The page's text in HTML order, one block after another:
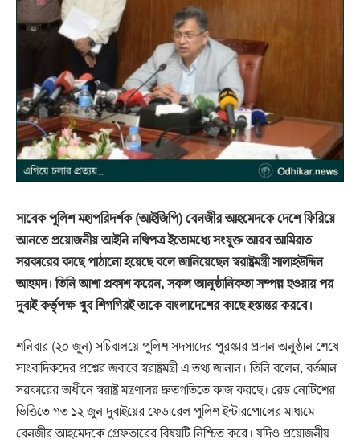
সাবেক পুলিশ মহাপরিদর্শক (আইজিপি) বেনজীর আহমেদকে দেশে ফিরিয়ে
আনতে প্রয়োজনীয় আইনি নথিপত্র ইতোমধ্যে সংযুক্ত আরব আমিরাত
সরকারের কাছে পাঠানো হয়েছে বলে জানিয়েছেন স্বরাষ্ট্রমন্ত্রী সালাহউদ্দিন
আহমদ। তিনি আশা প্রকাশ করেন, সকল আনুষ্ঠানিকতা সম্পন্ন হওয়ার পর
দুবাই কর্তৃপক্ষ খুব শিগগিরই তাকে বাংলাদেশের কাছে হস্তান্তর করবে।
শনিবার (২০ জুন) সচিবালয়ে পুলিশ সদস্যদের পুরস্কার প্রদান অনুষ্ঠান শেষে
সাংবাদিকদের প্রশ্নের জবাবে স্বরাষ্ট্রমন্ত্রী এ তথ্য জানান। তিনি বলেন, বর্তমান
সরকারের অধীনে স্বরাষ্ট্র মন্ত্রণালয় দ্রুতগতিতে কাজ করছে। রেড নোটিশের
ভিত্তিতে গত ১২ জুন দুবাইয়ের ফেডারেল পুলিশ ইন্টারপোলের মাধ্যমে
বেনজীর আহমেদকে গ্রেফতারের বিষয়টি নিশ্চিত করে। যদিও প্রয়োজনীয়